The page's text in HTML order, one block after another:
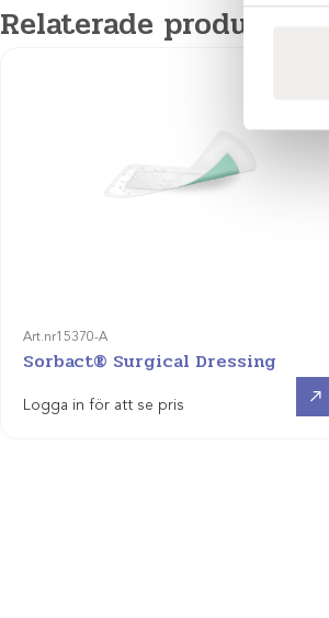
Relaterade produkter
Art.nr15370-A
Sorbact® Surgical Dressing
Logga in för att se pris